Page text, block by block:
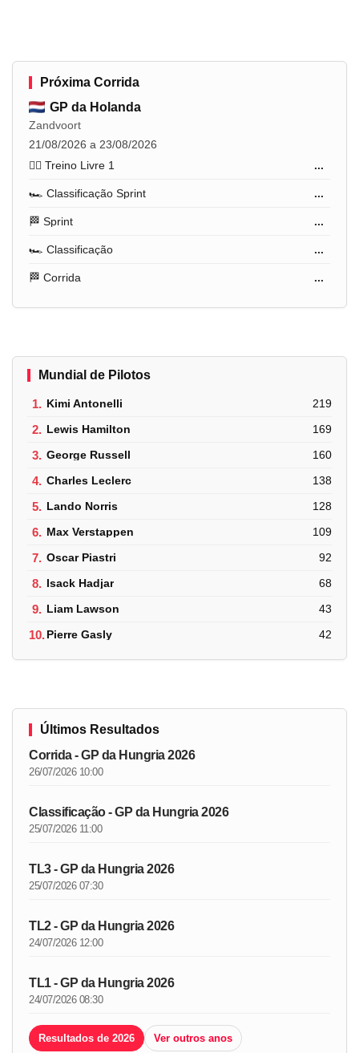
Próxima Corrida
GP da Holanda
Zandvoort
21/08/2026 a 23/08/2026
🏋️‍♂️ Treino Livre 1
...
🏎️ Classificação Sprint ...
🏁 Sprint ...
🏎️ Classificação ...
🏁 Corrida ...
Mundial de Pilotos
1. Kimi Antonelli 219
2. Lewis Hamilton 169
3. George Russell 160
4. Charles Leclerc 138
5. Lando Norris 128
6. Max Verstappen 109
7. Oscar Piastri 92
8. Isack Hadjar 68
9. Liam Lawson 43
10.Pierre Gasly 42
Últimos Resultados
Corrida - GP da Hungria 2026
26/07/2026 10:00
Classificação - GP da Hungria 2026
25/07/2026 11:00
TL3 - GP da Hungria 2026
25/07/2026 07:30
TL2 - GP da Hungria 2026
24/07/2026 12:00
TL1 - GP da Hungria 2026
24/07/2026 08:30
Resultados de 2026 Ver outros anos